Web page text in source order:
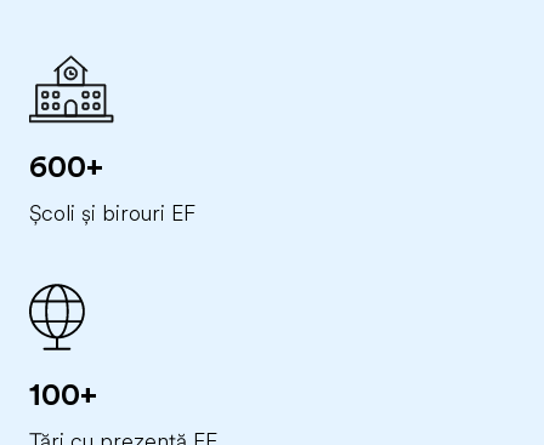
600+
Școli și birouri EF
100+